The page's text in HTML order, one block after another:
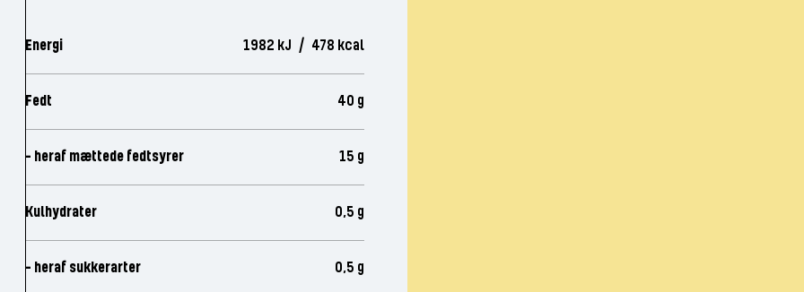
Energi 1982 kJ / 478 kcal
Fedt 40 g
- heraf mættede fedtsyrer 15 g
Kulhydrater 0,5 g
- heraf sukkerarter 0,5 g